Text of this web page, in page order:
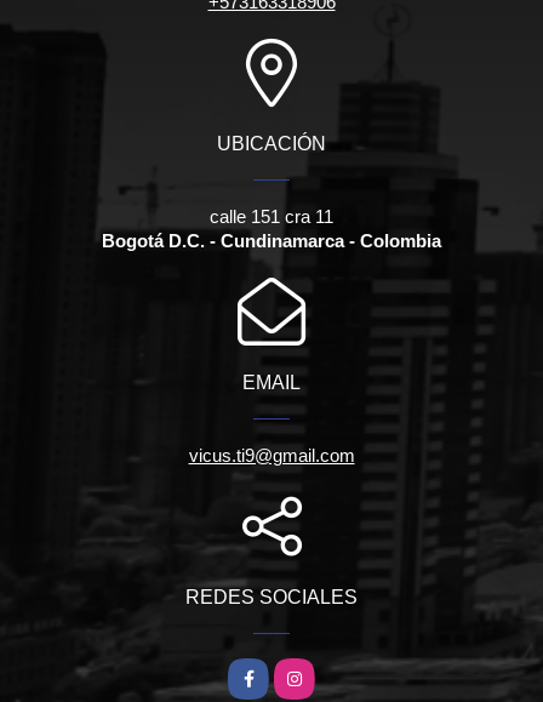
UBICACIÓN
calle 151 cra 11
Bogotá D.C. - Cundinamarca - Colombia
EMAIL
vicus.ti9@gmail.com
REDES SOCIALES
FacebookInstagram